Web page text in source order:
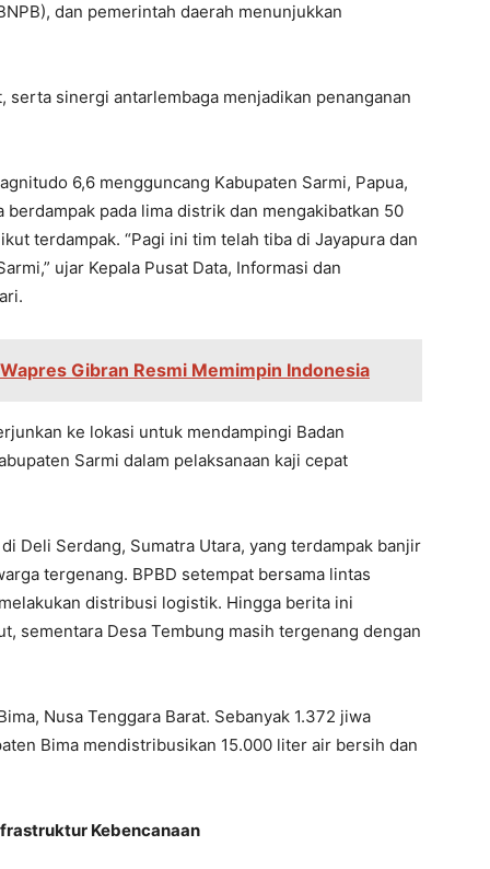
dan pemerintah daerah menunjukkan
sinergi antarlembaga menjadikan penanganan
6,6 mengguncang Kabupaten Sarmi, Papua,
pada lima distrik dan mengakibatkan 50
terdampak. “Pagi ini tim telah tiba di Jayapura dan
ujar Kepala Pusat Data, Informasi dan
Gibran Resmi Memimpin Indonesia
ke lokasi untuk mendampingi Badan
Sarmi dalam pelaksanaan kaji cepat
Deli Serdang, Sumatra Utara, yang terdampak banjir
tergenang. BPBD setempat bersama lintas
distribusi logistik. Hingga berita ini
sementara Desa Tembung masih tergenang dengan
Nusa Tenggara Barat. Sebanyak 1.372 jiwa
Bima mendistribusikan 15.000 liter air bersih dan
Kebencanaan